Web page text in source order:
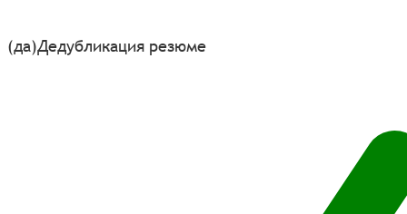
(да)Дедубликация резюме